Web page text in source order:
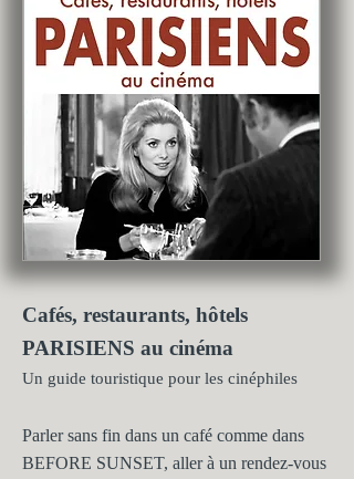
Cafés, restaurants, hôtels
PARISIENS au cinéma
Un guide touristique pour les cinéphiles
Parler sans fin dans un café comme dans
BEFORE SUNSET, aller à un rendez-vous